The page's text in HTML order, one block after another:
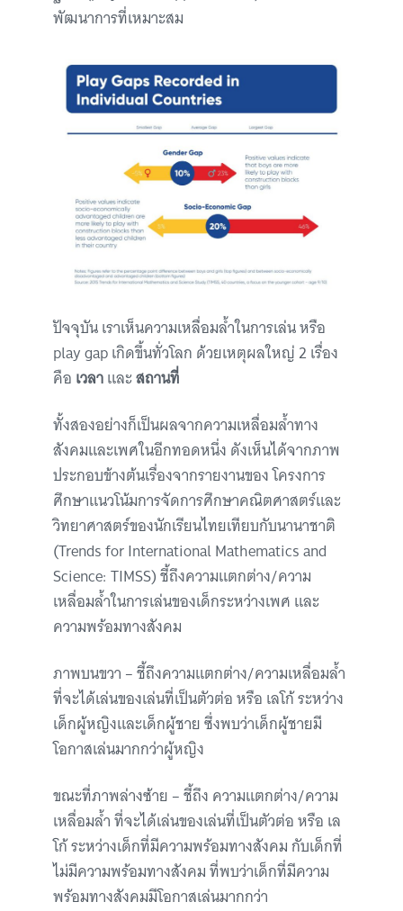
พัฒนาการที่เหมาะสม
ปัจจุบัน เราเห็นความเหลื่อมล้ำในการเล่น หรือ
play gap เกิดขึ้นทั่วโลก ด้วยเหตุผลใหญ่ 2 เรื่อง
คือ เวลาและสถานที่
ทั้งสองอย่างก็เป็นผลจากความเหลื่อมล้ำทาง
สังคมและเพศในอีกทอดหนึ่ง ดังเห็นได้จากภาพ
ประกอบข้างต้นเรื่องจากรายงานของ โครงการ
ศึกษาแนวโน้มการจัดการศึกษาคณิตศาสตร์และ
วิทยาศาสตร์ของนักเรียนไทยเทียบกับนานาชาติ
(Trends for International Mathematics and
Science: TIMSS) ชี้ถึงความแตกต่าง/ความ
เหลื่อมล้ำในการเล่นของเด็กระหว่างเพศ และ
ความพร้อมทางสังคม
ภาพบนขวา – ชี้ถึงความแตกต่าง/ความเหลื่อมล้ำ
ที่จะได้เล่นของเล่นที่เป็นตัวต่อ หรือ เลโก้ ระหว่าง
เด็กผู้หญิงและเด็กผู้ชาย ซึ่งพบว่าเด็กผู้ชายมี
โอกาสเล่นมากกว่าผู้หญิง
ขณะที่ภาพล่างซ้าย – ชี้ถึง ความแตกต่าง/ความ
เหลื่อมล้ำ ที่จะได้เล่นของเล่นที่เป็นตัวต่อ หรือ เล
โก้ ระหว่างเด็กที่มีความพร้อมทางสังคม กับเด็กที่
ไม่มีความพร้อมทางสังคม ที่พบว่าเด็กที่มีความ
พร้อมทางสังคมมีโอกาสเล่นมากกว่า